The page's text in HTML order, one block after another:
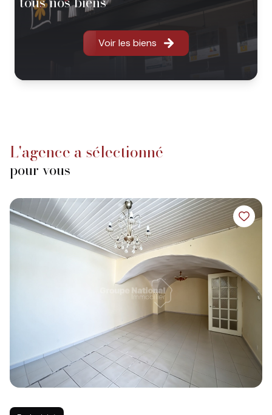
Voir les biens
l'agence a sélectionné
pour vous